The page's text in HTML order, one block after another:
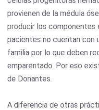
provienen de la médula
producir los componentes
pacientes no cuentan con
familia por lo que deben
emparentado. Por eso
de Donantes.
A diferencia de otras